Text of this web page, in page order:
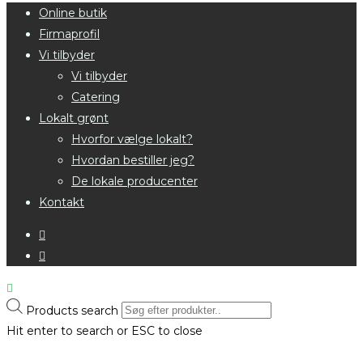
Online butik
Firmaprofil
Vi tilbyder
Vi tilbyder
Catering
Lokalt grønt
Hvorfor vælge lokalt?
Hvordan bestiller jeg?
De lokale producenter
Kontakt
Products search
Hit enter to search or ESC to close